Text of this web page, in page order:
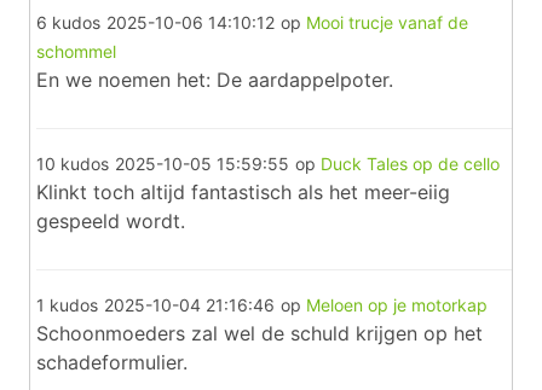
6 kudos 2025-10-06 14:10:12 op Mooi trucje vanaf de
schommel
En we noemen het: De aardappelpoter.
10 kudos 2025-10-05 15:59:55 op Duck Tales op de cello
Klinkt toch altijd fantastisch als het meer-eiig
gespeeld wordt.
1 kudos 2025-10-04 21:16:46 op Meloen op je motorkap
Schoonmoeders zal wel de schuld krijgen op het
schadeformulier.